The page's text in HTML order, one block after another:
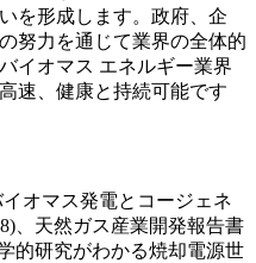
を形成します。政府、企
努力を通じて業界の全体的
イオマス エネルギー業界
速、健康と持続可能です
オマス発電とコージェネ
、天然ガス産業開発報告書
的研究がわかる焼却電源世